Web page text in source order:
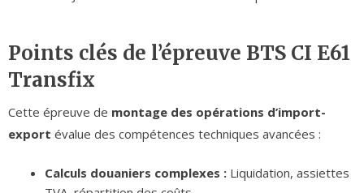
Points clés de l’épreuve BTS CI E61
Transfix
Cette épreuve de montage des opérations d’import-
export évalue des compétences techniques avancées :
Calculs douaniers complexes : Liquidation, assiettes